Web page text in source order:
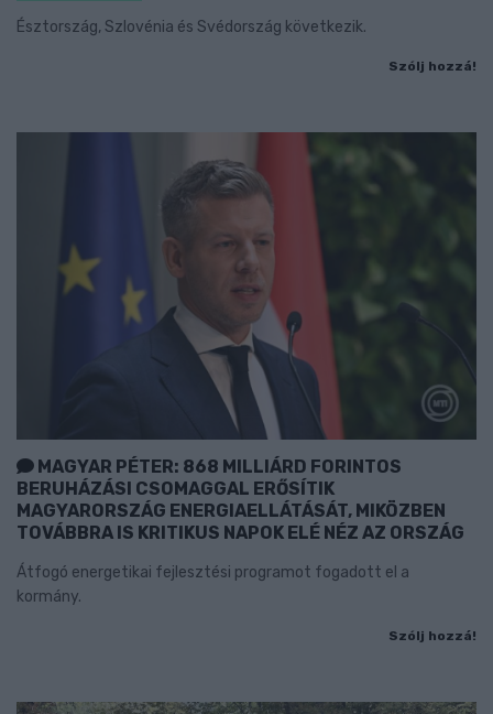
Észtország, Szlovénia és Svédország következik.
Szólj hozzá!
MAGYAR PÉTER: 868 MILLIÁRD FORINTOS
BERUHÁZÁSI CSOMAGGAL ERŐSÍTIK
MAGYARORSZÁG ENERGIAELLÁTÁSÁT, MIKÖZBEN
TOVÁBBRA IS KRITIKUS NAPOK ELÉ NÉZ AZ ORSZÁG
Átfogó energetikai fejlesztési programot fogadott el a
kormány.
Szólj hozzá!